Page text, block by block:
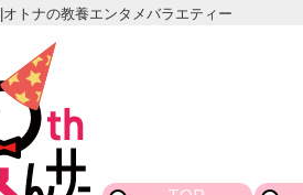
トナの教養エンタメバラエティー